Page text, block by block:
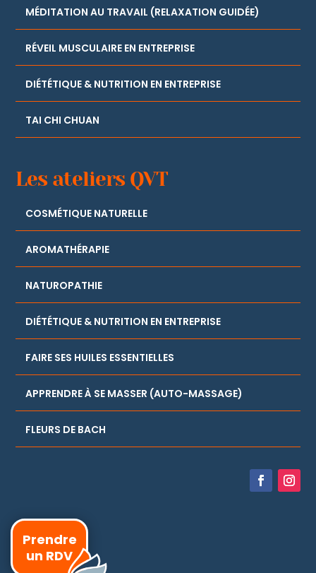
MÉDITATION AU TRAVAIL (RELAXATION GUIDÉE)
RÉVEIL MUSCULAIRE EN ENTREPRISE
DIÉTÉTIQUE & NUTRITION EN ENTREPRISE
TAI CHI CHUAN
Les ateliers QVT
COSMÉTIQUE NATURELLE
AROMATHÉRAPIE
NATUROPATHIE
DIÉTÉTIQUE & NUTRITION EN ENTREPRISE
FAIRE SES HUILES ESSENTIELLES
APPRENDRE À SE MASSER (AUTO-MASSAGE)
FLEURS DE BACH
Prendre
un RDV